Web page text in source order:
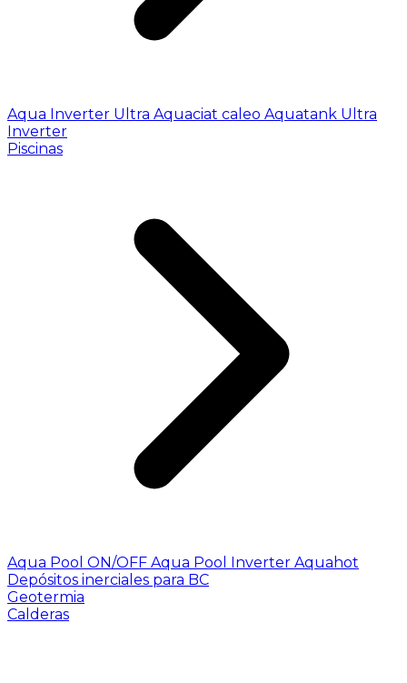
Aqua Inverter Ultra Aquaciat caleo Aquatank Ultra
Inverter
Piscinas
Aqua Pool ON/OFF Aqua Pool Inverter Aquahot
Depósitos inerciales para BC
Geotermia
Calderas